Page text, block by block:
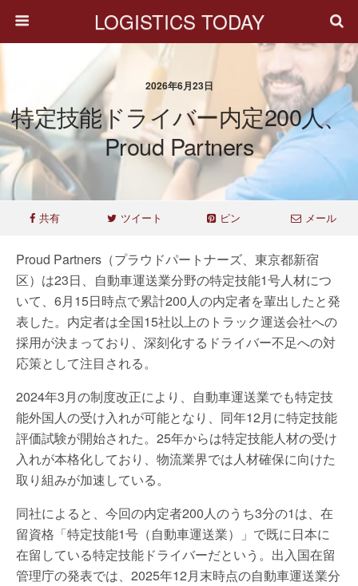
LOGISTICS TODAY
2026年6月23日
特定技能ドライバー内定200人、
Proud Partners
共有 ツイート ピン メール
Proud Partners（プラウドパートナーズ、東京都新宿
区）は23日、自動車運送業分野の特定技能1号人材につ
いて、6月15日時点で累計200人の内定者を輩出したと発
表した。内定者は全国15社以上のトラック運送会社への
採用が決まっており、深刻化するドライバー不足への対
応策として注目される。
2024年3月の制度改正により、自動車運送業でも特定技
能外国人の受け入れが可能となり、同年12月に特定技能
評価試験が開始された。25年からは特定技能人材の受け
入れが本格化しており、物流業界では人材確保に向けた
取り組みが加速している。
同社によると、今回の内定者200人のうち3分の1は、在
留資格「特定技能1号（自動車運送業）」で既に日本に
在留している特定技能ドライバーだという。出入国在留
管理庁の発表では、2025年12月末時点の自動車運送業分